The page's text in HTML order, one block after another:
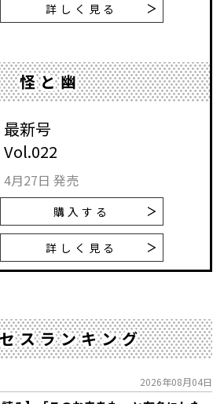
詳しく見る
怪と幽
最新号
Vol.022
4月27日 発売
購入する
詳しく見る
スランキング
2026年08月04日